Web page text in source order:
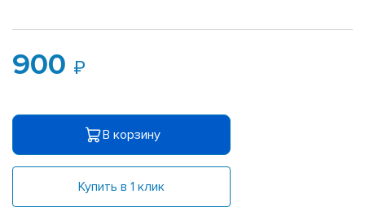
900
В корзину
Купить в 1 клик